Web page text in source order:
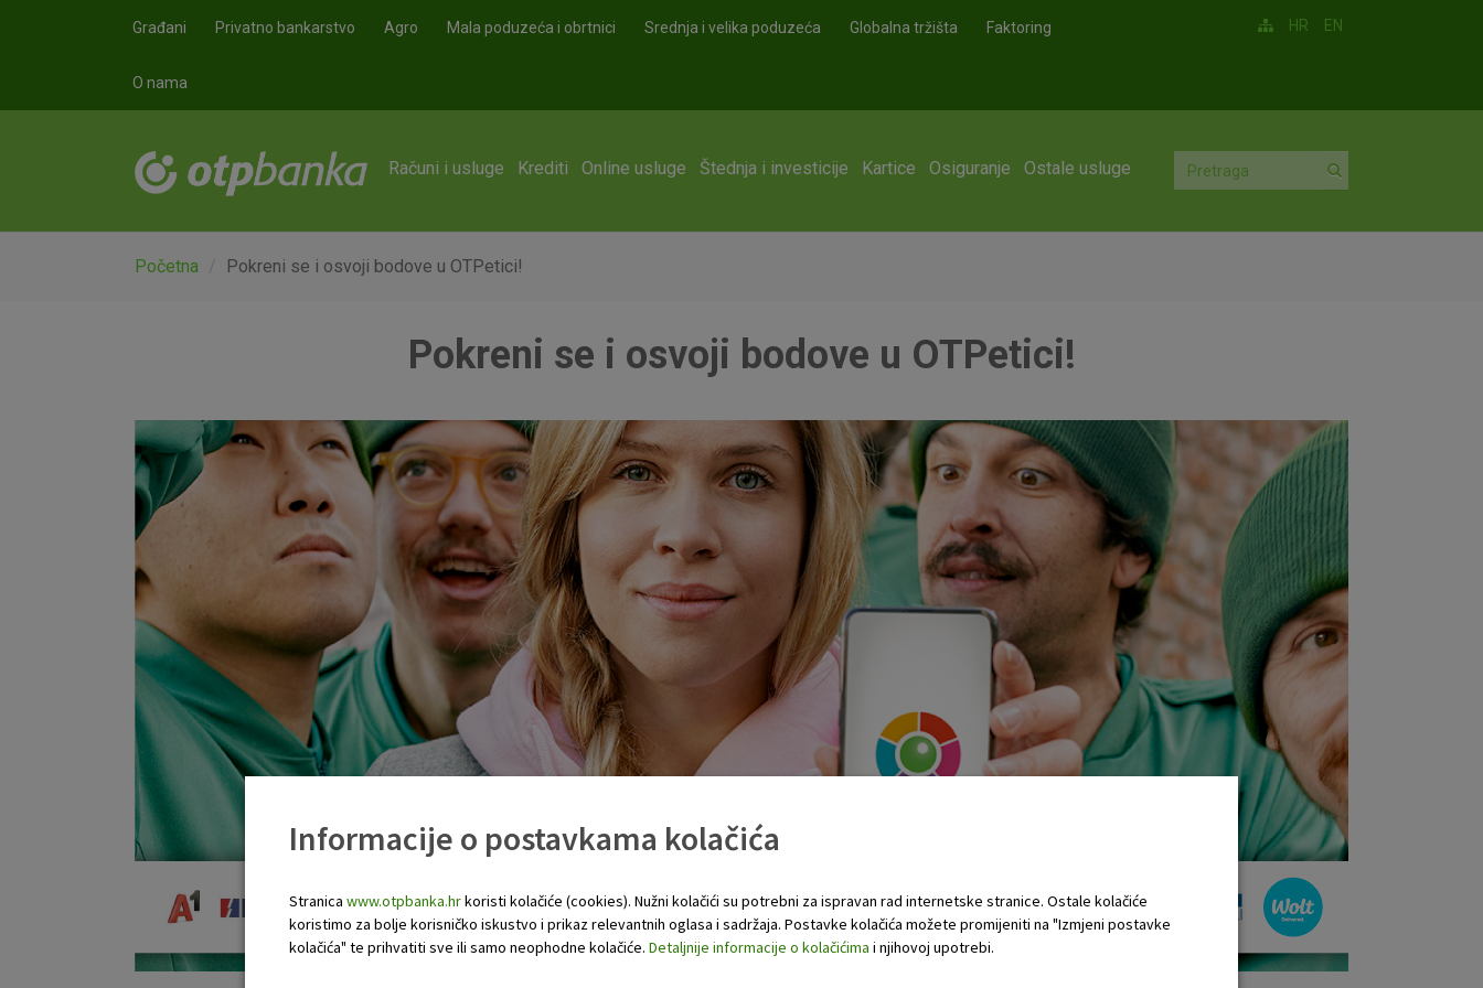
Građani Privatno bankarstvo Agro Mala poduzeća i obrtnici Srednja i velika poduzeća Globalna tržišta Faktoring
O nama
HR EN
Računi i usluge Krediti Online usluge Štednja i investicije Kartice Osiguranje Ostale usluge
Početna Pokreni se i osvoji bodove u OTPetici!
Pokreni se i osvoji bodove u OTPetici!
Informacije o postavkama kolačića
Stranica www.otpbanka.hrkoristi kolačiće (cookies). Nužni kolačići su potrebni za ispravan rad internetske stranice. Ostale kolačiće
koristimo za bolje korisničko iskustvo i prikaz relevantnih oglasa i sadržaja. Postavke kolačića možete promijeniti na "Izmjeni postavke
kolačića" te prihvatiti sve ili samo neophodne kolačiće. Detaljnije informacije o kolačićima i njihovoj upotrebi.